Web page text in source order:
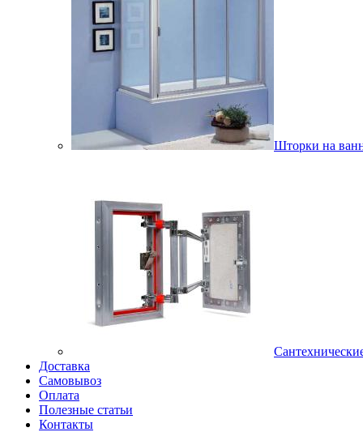
Шторки на
Доставка
Самовывоз
Оплата
Полезные статьи
Контакты